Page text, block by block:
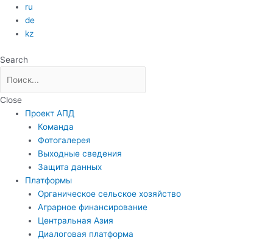
Перейти
содержимому
ru
de
kz
Search
Close
Проект АПД
Команда
Фотогалерея
Выходные сведения
Защита данных
Платформы
Органическое сельское хозяйство
Аграрное финансирование
Центральная Азия
Диалоговая платформа